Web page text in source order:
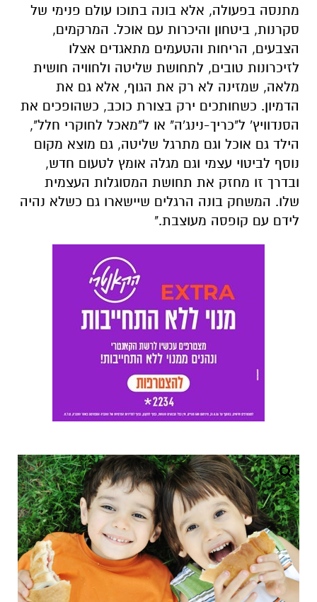
מתנסה בפעולה, אלא בונה בתוכו עולם פנימי של
סקרנות, ביטחון והיכרות עם אוכל. המרקמים,
הצבעים, הריחות והטעמים מתאגדים אצלו
לזיכרונות טובים, לתחושת שליטה ולחוויה חושית
מלאה, שמזינה לא רק את הגוף, אלא גם את
הדמיון. כשחותכים ירק בצורת כוכב, כשהופכים את
הסנדוויץ' ל"כריך-נינג'ה" או ל"מאכל לחוקרי חלל",
הילד גם אוכל וגם מתרגל שליטה, גם מוצא מקום
נוסף לביטוי עצמי וגם מגלה אומץ לטעום חדש,
ובדרך זו מחזק את תחושת המסוגלות העצמית
שלו. המשחק בונה הרגלים שיישארו גם כשלא נהיה
לידם עם קופסה מעוצבת."